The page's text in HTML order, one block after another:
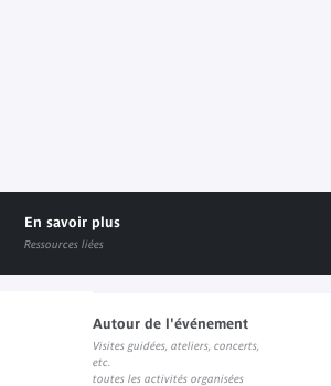
En savoir plus
Ressources liées
Prochains rendez-vous du salon de lecture JK
Lien externe
Réécouter les dernières
Lien externe
Autour de l'événement
Visites guidées, ateliers, concerts,
etc.
toutes les activités organisées